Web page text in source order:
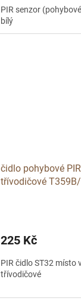
PIR senzor
bílý
čidlo pohybové
třívodičové
225 Kč
PIR čidlo ST32 místo
třívodičové